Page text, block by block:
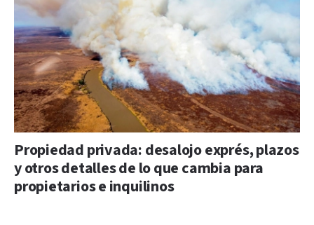
Propiedad privada: desalojo exprés, plazos
y otros detalles de lo que cambia para
propietarios e inquilinos